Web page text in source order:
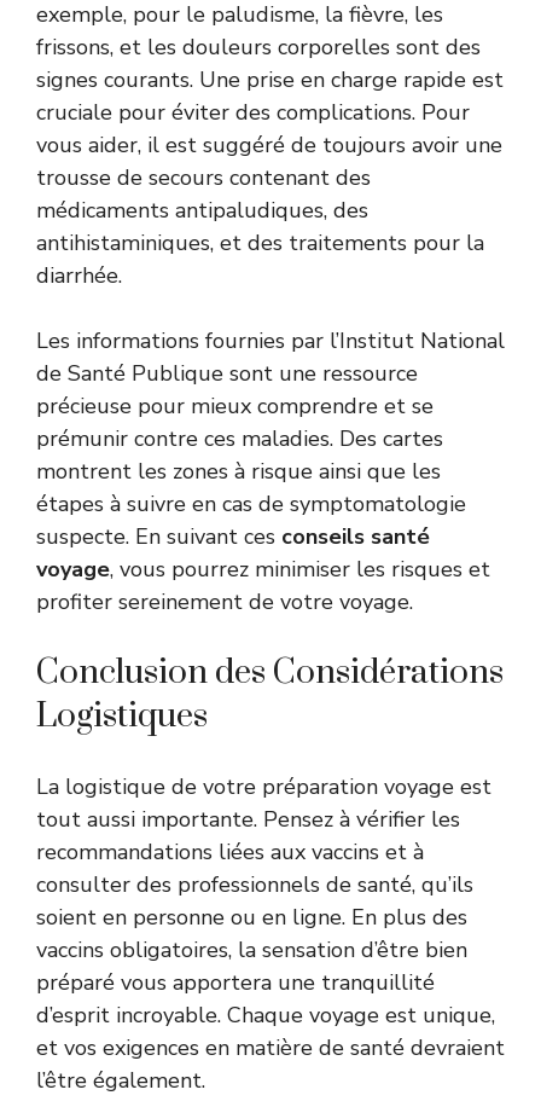
exemple, pour le paludisme, la fièvre, les
frissons, et les douleurs corporelles sont des
signes courants. Une prise en charge rapide est
cruciale pour éviter des complications. Pour
vous aider, il est suggéré de toujours avoir une
trousse de secours contenant des
médicaments antipaludiques, des
antihistaminiques, et des traitements pour la
diarrhée.
Les informations fournies par l’Institut National
de Santé Publique sont une ressource
précieuse pour mieux comprendre et se
prémunir contre ces maladies. Des cartes
montrent les zones à risque ainsi que les
étapes à suivre en cas de symptomatologie
suspecte. En suivant ces conseils santé
voyage, vous pourrez minimiser les risques et
profiter sereinement de votre voyage.
Conclusion des Considérations
Logistiques
La logistique de votre préparation voyage est
tout aussi importante. Pensez à vérifier les
recommandations liées aux vaccins et à
consulter des professionnels de santé, qu’ils
soient en personne ou en ligne. En plus des
vaccins obligatoires, la sensation d’être bien
préparé vous apportera une tranquillité
d’esprit incroyable. Chaque voyage est unique,
et vos exigences en matière de santé devraient
l’être également.